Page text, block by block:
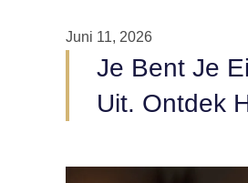
Juni 11, 2026
Je Bent Je
Uit. Ontdek